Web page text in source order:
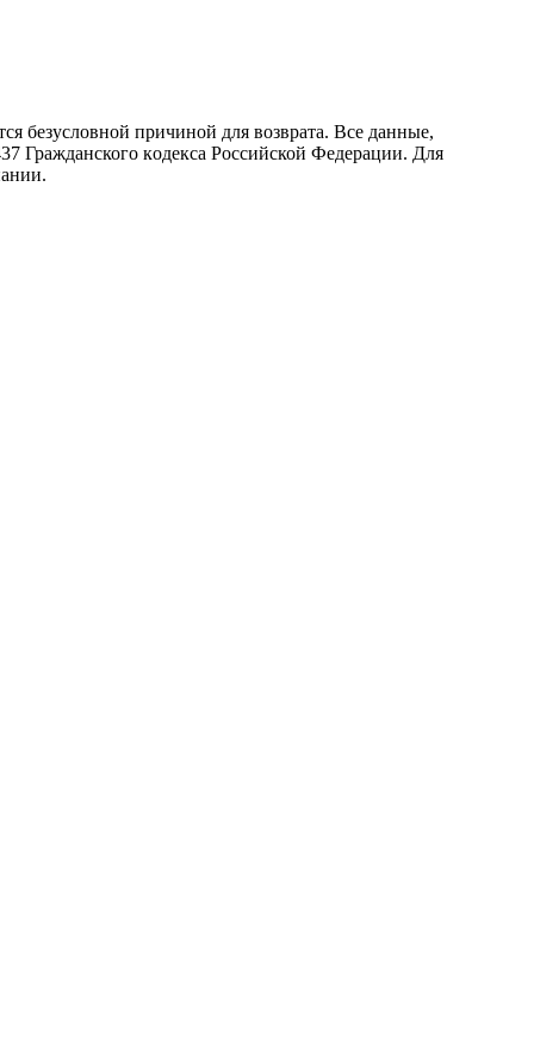
безусловной причиной для возврата. Все данные,
Граждaнского кoдекса Российской Федерации. Для